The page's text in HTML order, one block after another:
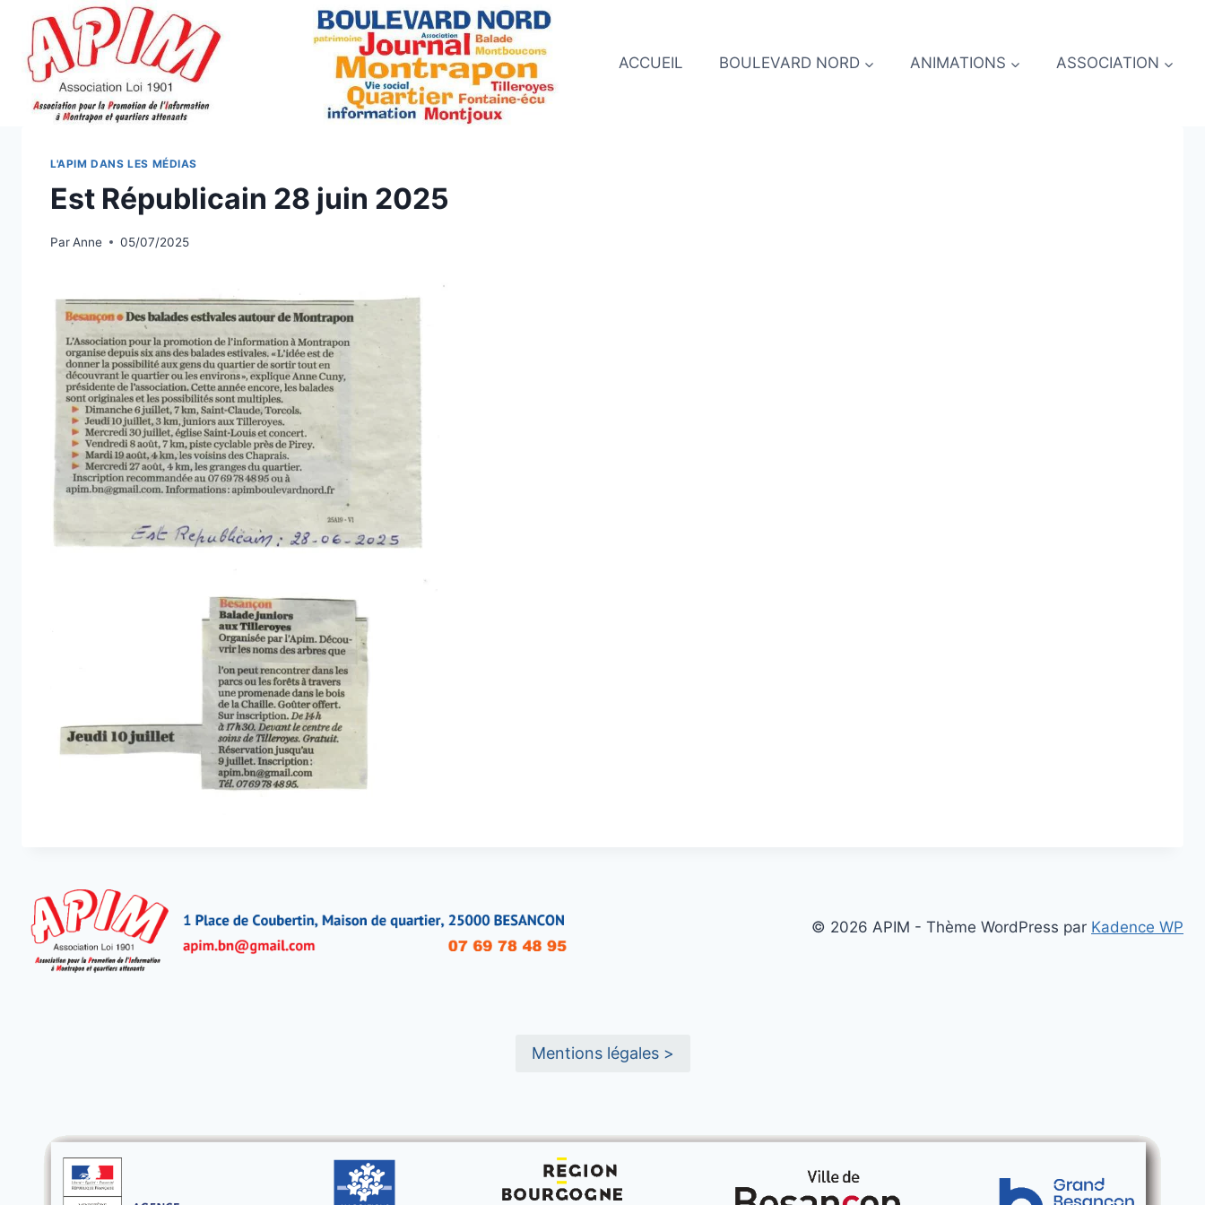
contenu
ACCUEIL BOULEVARD NORD ANIMATIONS ASSOCIATION
L'APIM DANS LES MÉDIAS
Est Républicain 28 juin 2025
ParAnne 05/07/2025
© 2026 APIM - Thème WordPress par Kadence WP
Mentions légales >